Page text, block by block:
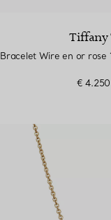
Tiffany
Bracelet Wire en or rose
€ 4.250